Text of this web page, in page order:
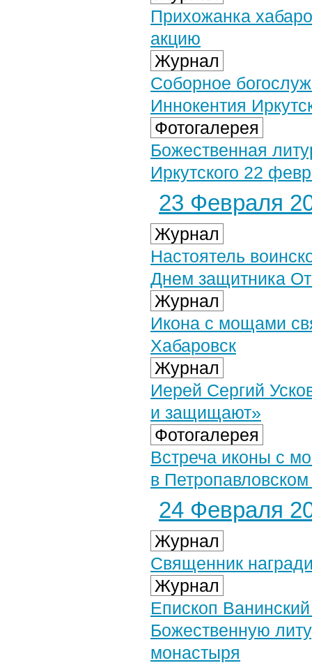
Прихожанка
акцию
Журнал
Соборное
Иннокентия
Фотогалерея
Божественная
Иркутского 22
23 Февраля
Журнал
Настоятель
Днем защитника
Журнал
Икона с мощами
Хабаровск
Журнал
Иерей Сергий
и защищают»
Фотогалерея
Встреча иконы с
в
24 Февраля
Журнал
Священник
Журнал
Епископ
Божественную
монастыря